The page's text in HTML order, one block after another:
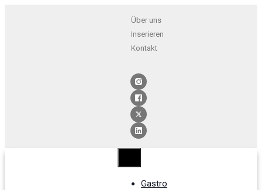
Über uns
Inserieren
Kontakt
Gastro